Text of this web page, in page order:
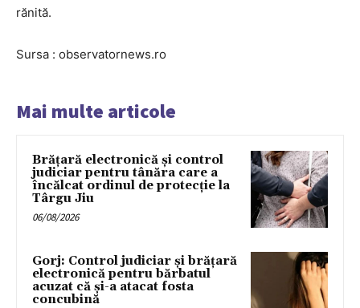
rănită.
Sursa : observatornews.ro
Mai multe articole
Brățară electronică și control
judiciar pentru tânăra care a
încălcat ordinul de protecție la
Târgu Jiu
06/08/2026
Gorj: Control judiciar și brățară
electronică pentru bărbatul
acuzat că și-a atacat fosta
concubină